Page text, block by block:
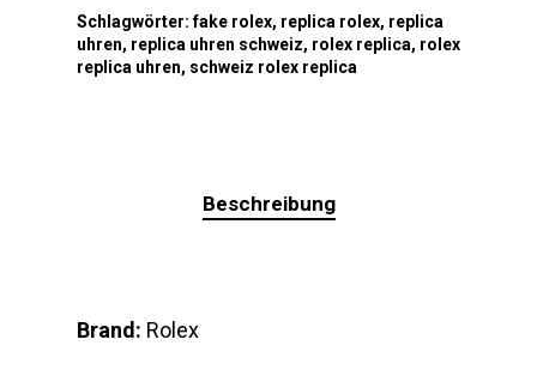
Schlagwörter:fake rolex, replica rolex, replica
uhren, replica uhren schweiz, rolex replica, rolex
replica uhren, schweiz rolex replica
Beschreibung
Brand: Rolex